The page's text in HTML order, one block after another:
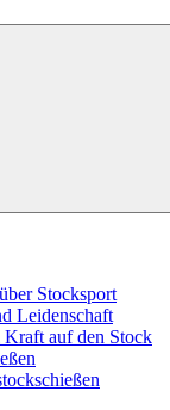
Stocksport
Leidenschaft
Kraft auf den Stock